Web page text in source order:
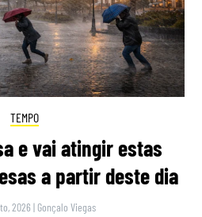
TEMPO
e vai atingir estas
a partir deste dia
2026 | Gonçalo Viegas